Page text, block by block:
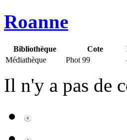
Roanne
Bibliothèque Cote
Médiathèque
Phot 99
Il n'y a pas de